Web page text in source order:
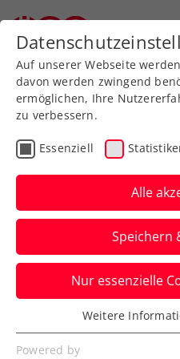
Zurück zur
Turniere
4. Upper
Grand Prix
ÖTV-Trio im
Thilo Behrmann,
und Alexandra
Jugendturnier weiter.
Verfasst von:
Auf unserer Webseite
davon werden zwingend
ermöglichen, Ihre
zu verbessern.
Essenziell
Alle
Speichern
Nur essenzielle
Essenziell
Essenzielle Cookies werden
Weitere
Powered by